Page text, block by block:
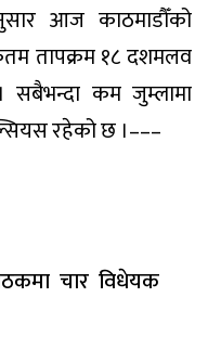
आज काठमाडौँको
तापक्रम १८ दशमलव
सबैभन्दा कम जुम्लामा
रहेको छ ।–––
चार विधेयक